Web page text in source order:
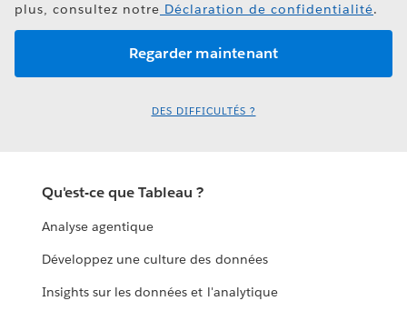
plus, consultez notre Déclaration de confidentialité.
DES DIFFICULTÉS ?
Qu'est-ce que Tableau ?
Analyse agentique
Développez une culture des données
Insights sur les données et l'analytique